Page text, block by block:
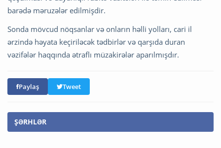
barədə məruzələr edilmişdir.
Sonda mövcud nöqsanlar və onların həlli yolları, cari il
ərzində həyata keçiriləcək tədbirlər və qarşıda duran
vəzifələr haqqında ətraflı müzakirələr aparılmışdır.
Paylaş Tweet
ŞƏRHLƏR